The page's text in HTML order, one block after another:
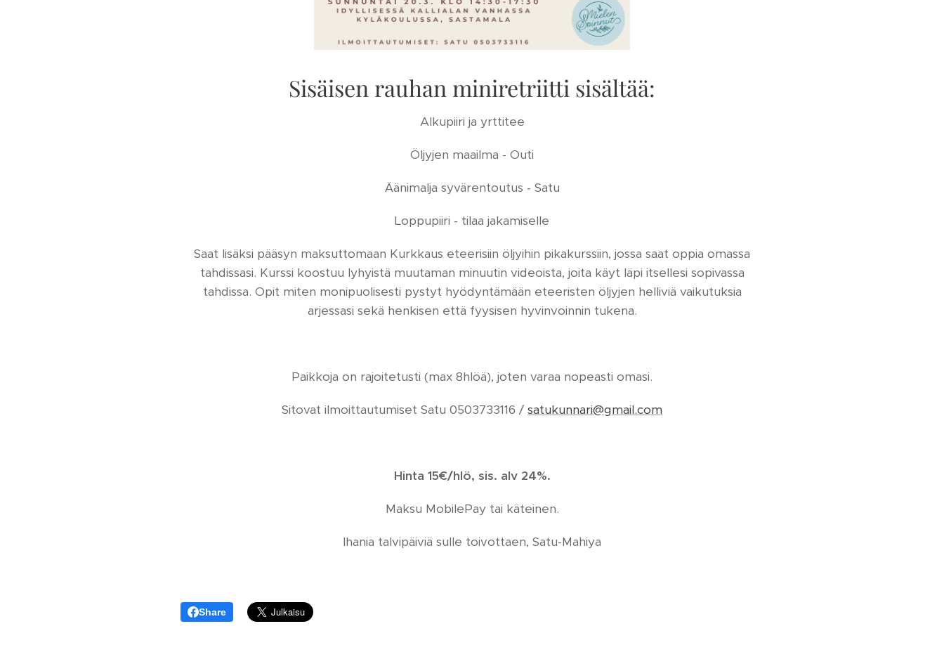
Sisäisen rauhan miniretriitti sisältää:
Alkupiiri ja yrttitee
Öljyjen maailma - Outi
Äänimalja syvärentoutus - Satu
Loppupiiri - tilaa jakamiselle
Saat lisäksi pääsyn maksuttomaan Kurkkaus eteerisiin öljyihin pikakurssiin, jossa saat oppia omassa
tahdissasi. Kurssi koostuu lyhyistä muutaman minuutin videoista, joita käyt läpi itsellesi sopivassa
tahdissa. Opit miten monipuolisesti pystyt hyödyntämään eteeristen öljyjen helliviä vaikutuksia
arjessasi sekä henkisen että fyysisen hyvinvoinnin tukena.
Paikkoja on rajoitetusti (max 8hlöä), joten varaa nopeasti omasi.
Sitovat ilmoittautumiset Satu 0503733116 / satukunnari@gmail.com
Hinta 15€/hlö, sis. alv 24%.
Maksu MobilePay tai käteinen.
Ihania talvipäiviä sulle toivottaen, Satu-Mahiya
Share